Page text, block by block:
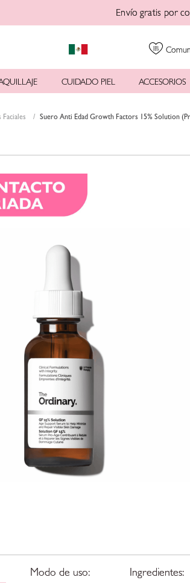
Envío gratis por
CUIDADO PIEL ACCESORIOS
Suero Anti Edad Growth Factors 15% Solution
Modo de uso: Ingredientes: